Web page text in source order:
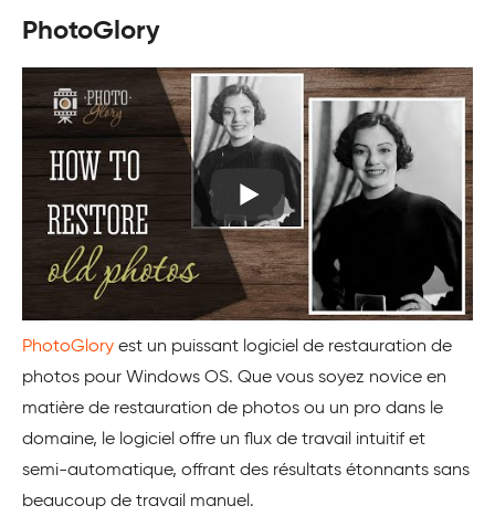
PhotoGlory
PhotoGlory est un puissant logiciel de restauration de
photos pour Windows OS. Que vous soyez novice en
matière de restauration de photos ou un pro dans le
domaine, le logiciel offre un flux de travail intuitif et
semi-automatique, offrant des résultats étonnants sans
beaucoup de travail manuel.